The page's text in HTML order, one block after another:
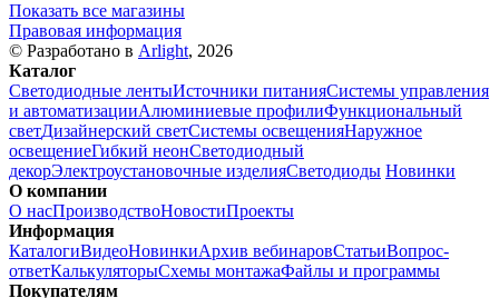
Показать все магазины
Правовая информация
© Разработано в Arlight, 2026
Каталог
Светодиодные лентыИсточники питанияСистемы управления
и автоматизацииАлюминиевые профилиФункциональный
светДизайнерский светСистемы освещенияНаружное
освещениеГибкий неонСветодиодный
декорЭлектроустановочные изделияСветодиоды Новинки
О компании
О насПроизводствоНовостиПроекты
Информация
КаталогиВидеоНовинкиАрхив вебинаровСтатьиВопрос-
ответКалькуляторыСхемы монтажаФайлы и программы
Покупателям